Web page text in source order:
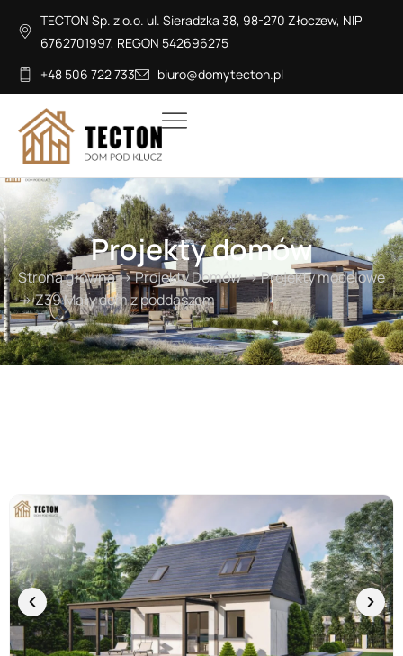
TECTON Sp. z o.o. ul. Sieradzka 38, 98-270 Złoczew, NIP
6762701997, REGON 542696275
+48 506 722 733
biuro@domytecton.pl
Projekty domów
Strona główna→Projekty Domów→Projekty modelowe
→Z39 Mały dom z poddaszem